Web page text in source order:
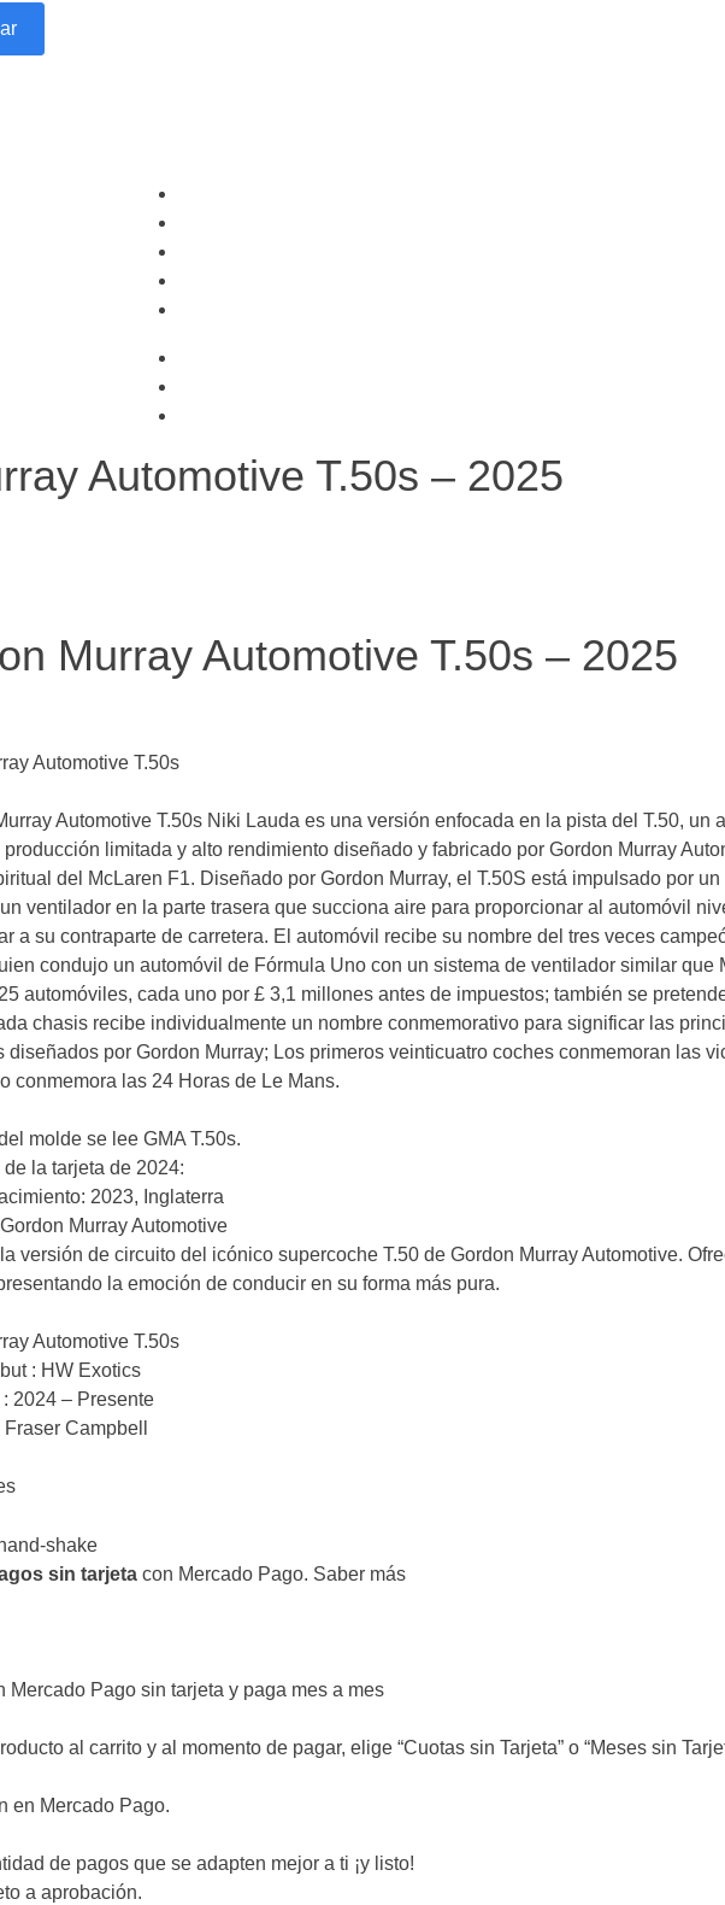
Automotive T.50s – 2025
Murray Automotive T.50s – 2025
Automotive T.50s
Automotive T.50s Niki Lauda es una versión enfocada en la pista del T.50, un
limitada y alto rendimiento diseñado y fabricado por Gordon Murray
del McLaren F1. Diseñado por Gordon Murray, el T.50S está impulsado por
ventilador en la parte trasera que succiona aire para proporcionar al automóvil
a su contraparte de carretera. El automóvil recibe su nombre del tres veces
condujo un automóvil de Fórmula Uno con un sistema de ventilador similar que
automóviles, cada uno por £ 3,1 millones antes de impuestos; también se
chasis recibe individualmente un nombre conmemorativo para significar las
diseñados por Gordon Murray; Los primeros veinticuatro coches conmemoran las
conmemora las 24 Horas de Le Mans.
molde se lee GMA T.50s.
de la tarjeta de 2024:
2023, Inglaterra
Murray Automotive
versión de circuito del icónico supercoche T.50 de Gordon Murray Automotive.
la emoción de conducir en su forma más pura.
Automotive T.50s
: HW Exotics
2024 – Presente
Campbell
sin tarjeta con Mercado Pago. Saber más
Mercado Pago sin tarjeta y paga mes a mes
al carrito y al momento de pagar, elige “Cuotas sin Tarjeta” o “Meses sin
en Mercado Pago.
de pagos que se adapten mejor a ti ¡y listo!
a aprobación.